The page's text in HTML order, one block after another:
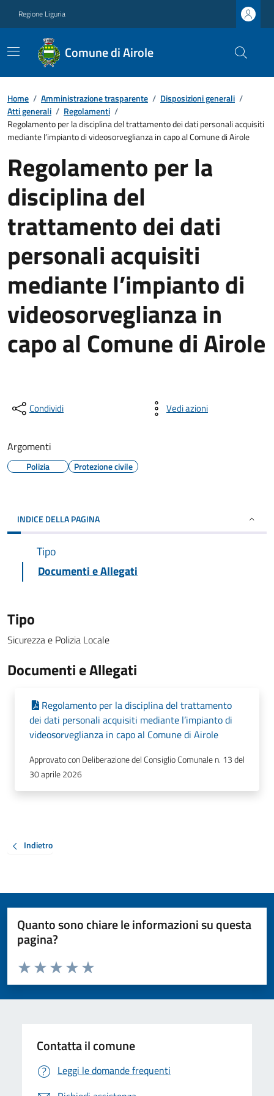
Regione Liguria
Comune di Airole
Home / Amministrazione trasparente / Disposizioni generali /
Atti generali / Regolamenti /
Regolamento per la disciplina del trattamento dei dati personali acquisiti
mediante l’impianto di videosorveglianza in capo al Comune di Airole
Regolamento per la
disciplina del
trattamento dei dati
personali acquisiti
mediante l’impianto di
videosorveglianza in
capo al Comune di Airole
Condividi Vedi azioni
Argomenti
Polizia Protezione civile
INDICE DELLA PAGINA
Tipo
Documenti e Allegati
Tipo
Sicurezza e Polizia Locale
Documenti e Allegati
Regolamento per la disciplina del trattamento
dei dati personali acquisiti mediante l’impianto di
videosorveglianza in capo al Comune di Airole
Approvato con Deliberazione del Consiglio Comunale n. 13 del
30 aprile 2026
Indietro
Quanto sono chiare le informazioni su questa
pagina?
Valuta da 1 a 5 stelle la pagina
Valuta 5 stelle su 5
Valuta 4 stelle su 5
Valuta 3 stelle su 5
Valuta 2 stelle su 5
Valuta 1 stelle su 5
Contatta il comune
Leggi le domande frequenti